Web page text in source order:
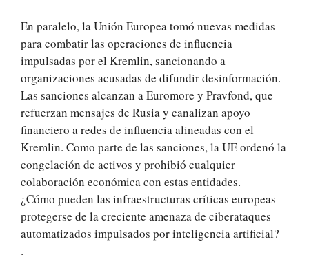
En paralelo, la Unión Europea tomó nuevas medidas
para combatir las operaciones de influencia
impulsadas por el Kremlin, sancionando a
organizaciones acusadas de difundir desinformación.
Las sanciones alcanzan a Euromore y Pravfond, que
refuerzan mensajes de Rusia y canalizan apoyo
financiero a redes de influencia alineadas con el
Kremlin. Como parte de las sanciones, la UE ordenó la
congelación de activos y prohibió cualquier
colaboración económica con estas entidades.
¿Cómo pueden las infraestructuras críticas europeas
protegerse de la creciente amenaza de ciberataques
automatizados impulsados por inteligencia artificial?
.